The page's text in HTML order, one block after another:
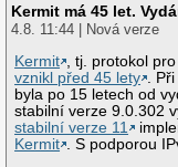
Kermit má 45 let.
4.8. 11:44 | Nová verze
Kermit
, tj. protokol
vznikl před 45 lety
.
byla po 15 letech od
stabilní verze 9.0.302
stabilní verze 11
Kermit
. S podporou